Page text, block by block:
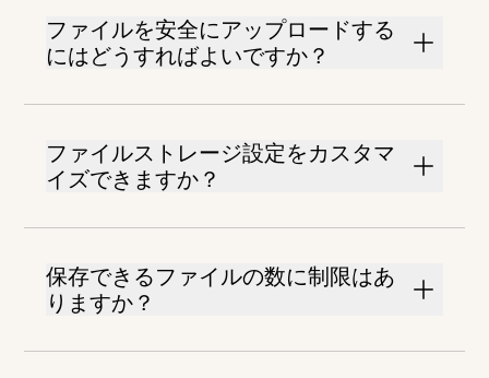
ファイルを安全にアップロードする
にはどうすればよいですか？
ファイルストレージ設定をカスタマ
イズできますか？
保存できるファイルの数に制限はあ
りますか？